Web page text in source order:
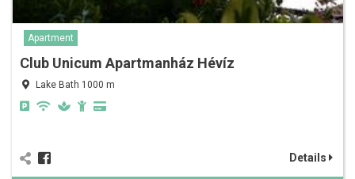
Apartment
Club Unicum Apartmanház Hévíz
Lake Bath 1000 m
Details